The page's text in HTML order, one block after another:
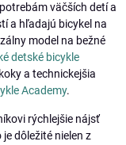
väčších detí a
a hľadajú bicykel na
model na bežné
detské bicykle
a technickejšia
Academy.
rýchlejšie nájsť
je dôležité nielen z